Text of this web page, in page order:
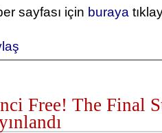
sayfası için buraya
Free! The Final